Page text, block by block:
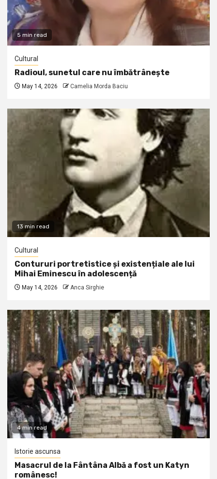
5 min read
Cultural
Radioul, sunetul care nu îmbătrânește
May 14, 2026 Camelia Morda Baciu
13 min read
Cultural
Contururi portretistice și existențiale ale lui
Mihai Eminescu în adolescență
May 14, 2026 Anca Sirghie
4 min read
Istorie ascunsa
Masacrul de la Fântâna Albă a fost un Katyn
românesc!